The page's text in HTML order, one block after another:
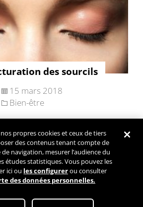
des sourcils
15 mars 2018
Bien-être
d’Utilisation Paramétrez mes cookies
propres cookies et ceux de tiers
des contenus tenant compte de
navigation, mesurer l’audience du
études statistiques. Vous pouvez les
ici ou les configurerou consulter
des données personnelles.